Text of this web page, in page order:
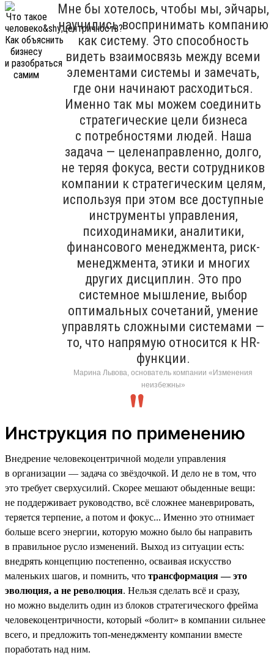
Мне бы хотелось, чтобы мы, эйчары,
научились воспринимать компанию
как систему. Это способность
видеть взаимосвязь между всеми
элементами системы и замечать,
где они начинают расходиться.
Именно так мы можем соединить
стратегические цели бизнеса
с потребностями людей. Наша
задача — целенаправленно, долго,
не теряя фокуса, вести сотрудников
компании к стратегическим целям,
используя при этом все доступные
инструменты управления,
психодинамики, аналитики,
финансового менеджмента, риск-
менеджмента, этики и многих
других дисциплин. Это про
системное мышление, выбор
оптимальных сочетаний, умение
управлять сложными системами —
то, что напрямую относится к HR-
функции.
Марина Львова, основатель компании «Изменения
неизбежны»
Инструкция по применению
Внедрение человекоцентричной модели управления
в организации — задача со звёздочкой. И дело не в том, что
это требует сверхусилий. Скорее мешают обыденные вещи:
не поддерживает руководство, всё сложнее маневрировать,
теряется терпение, а потом и фокус... Именно это отнимает
больше всего энергии, которую можно было бы направить
в правильное русло изменений. Выход из ситуации есть:
внедрять концепцию постепенно, осваивая искусство
маленьких шагов, и помнить, что трансформация — это
эволюция, а не революция. Нельзя сделать всё и сразу,
но можно выделить один из блоков стратегического фрейма
человекоцентричности, который «болит» в компании сильнее
всего, и предложить топ-менеджменту компании вместе
поработать над ним.